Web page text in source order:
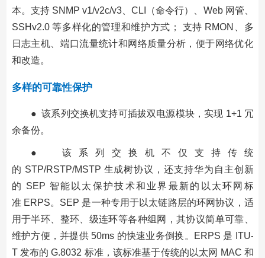
本。支持 SNMP v1/v2c/v3、CLI（命令行）、Web 网管、
SSHv2.0 等多样化的管理和维护方式； 支持 RMON、多
日志主机、端口流量统计和网络质量分析，便于网络优化
和改造。
多样的可靠性保护
● 该系列交换机支持可插拔双电源模块，实现 1+1 冗
余备份。
● 该系列交换机不仅支持传统
的 STP/RSTP/MSTP 生成树协议，还支持华为自主创新
的 SEP 智能以太保护技术和业界最新的以太环网标
准 ERPS。SEP 是一种专用于以太链路层的环网协议，适
用于半环、整环、级连环等各种组网，其协议简单可靠、
维护方便，并提供 50ms 的快速业务倒换。ERPS 是 ITU-
T 发布的 G.8032 标准，该标准基于传统的以太网 MAC 和